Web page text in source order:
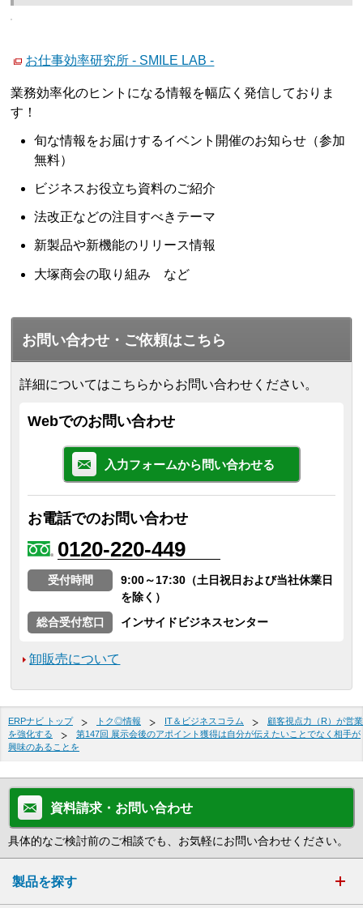
お仕事効率研究所 - SMILE LAB -
業務効率化のヒントになる情報を幅広く発信しておりま
す！
旬な情報をお届けするイベント開催のお知らせ（参加
無料）
ビジネスお役立ち資料のご紹介
法改正などの注目すべきテーマ
新製品や新機能のリリース情報
大塚商会の取り組み など
お問い合わせ・ご依頼はこちら
詳細についてはこちらからお問い合わせください。
Webでのお問い合わせ
入力フォームから問い合わせる
お電話でのお問い合わせ
0120-220-449
受付時間
9:00～17:30（土日祝日および当社休業日
を除く）
総合受付窓口
インサイドビジネスセンター
卸販売について
ERPナビ トップ トク◎情報 IT＆ビジネスコラム
顧客視点力（R）が営業
を強化する
第147回 展示会後のアポイント獲得は自分が伝えたいことでなく相手が
興味のあることを
資料請求・お問い合わせ
具体的なご検討前のご相談でも、お気軽にお問い合わせください。
製品を探す